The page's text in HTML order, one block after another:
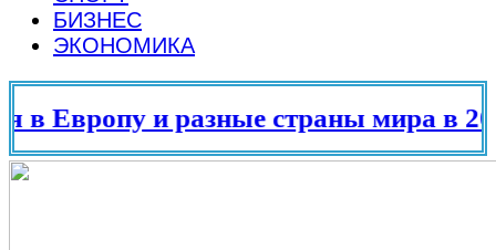
БИЗНЕС
ЭКОНОМИКА
Европу и разные страны мира в